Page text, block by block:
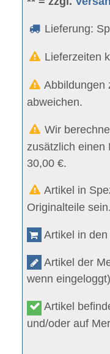
Lieferung:
Lieferzeiten
Abbildungen
abweichen.
Wir
zusätzlich einen
30,00 €.
Artikel in
Originalteile sein.
Artikel in
Artikel der
wenn eingeloggt)
Artikel
und/oder auf